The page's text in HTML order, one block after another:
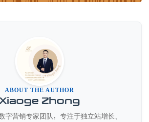
ABOUT THE AUTHOR
Zhong
字营销专家团队，专注于独立站增长、